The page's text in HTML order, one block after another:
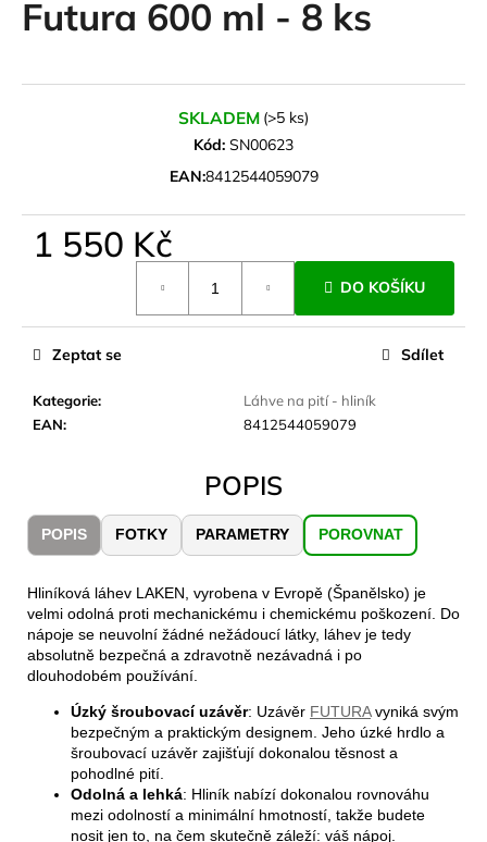
Futura 600 ml - 8 ks
SKLADEM (>5 ks)
Kód: SN00623
EAN:8412544059079
1 550 Kč
DO KOŠÍKU
Kategorie:
Láhve na pití - hliník
EAN: 8412544059079
Zeptat se Sdílet
POPIS
POPIS FOTKY PARAMETRY POROVNAT
Hliníková láhev LAKEN, vyrobena v Evropě (Španělsko) je
velmi odolná proti mechanickému i chemickému poškození. Do
nápoje se neuvolní žádné nežádoucí látky, láhev je tedy
absolutně bezpečná a zdravotně nezávadná i po
dlouhodobém používání.
Úzký šroubovací uzávěr: Uzávěr FUTURAvyniká svým
bezpečným a praktickým designem. Jeho úzké hrdlo a
šroubovací uzávěr zajišťují dokonalou těsnost a
pohodlné pití.
Odolná a lehká: Hliník nabízí dokonalou rovnováhu
mezi odolností a minimální hmotností, takže budete
nosit jen to, na čem skutečně záleží: váš nápoj.
a
í
HLEDAT
D
p
o
u
e
m
e
JOMA
BĚŽECKÉ
TRAILOVÉ
PÁNSKÉ
BLUE